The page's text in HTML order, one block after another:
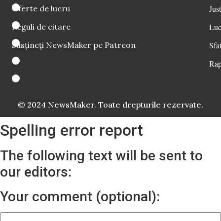
Oferte de lucru
Reguli de citare
Susțineți NewsMaker pe Patreon
© 2024 NewsMaker. Toate drepturile rezervate.
Spelling error report
The following text will be sent to
our editors:
Your comment (optional):